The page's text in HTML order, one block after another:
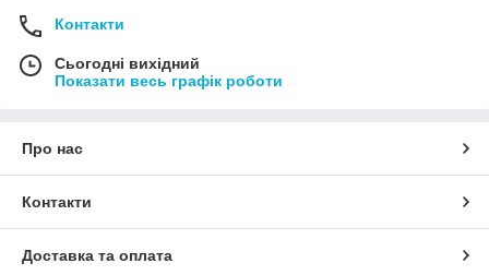
Контакти
Сьогодні вихідний
Показати весь графік роботи
Про нас
Контакти
Доставка та оплата